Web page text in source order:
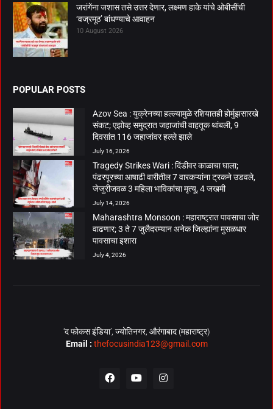
जरांगेंना जशास तसे उत्तर देणार, लक्ष्मण हाके यांचे ओबीसींची
‘वज्रमूठ’ बांधण्याचे आवाहन
10 August 2026
POPULAR POSTS
Azov Sea : युक्रेनच्या हल्ल्यामुळे रशियातही होर्मुझसारखे
संकट; एझोव्ह समुद्रात जहाजांची वाहतूक थांबली, 9
दिवसांत 116 जहाजांवर हल्ले झाले
July 16, 2026
Tragedy Strikes Wari : दिंडीवर काळाचा घाला;
पंढरपूरच्या आषाढी वारीतील 7 वारकऱ्यांना ट्रकने उडवले,
जेजुरीजवळ 3 महिला भाविकांचा मृत्यू, 4 जखमी
July 14, 2026
Maharashtra Monsoon : महाराष्ट्रात पावसाचा जोर
वाढणार; 3 ते 7 जुलैदरम्यान अनेक जिल्ह्यांना मुसळधार
पावसाचा इशारा
July 4, 2026
‘द फोकस इंडिया’, ज्योतिनगर, औरंगाबाद (महाराष्ट्र)
Email : thefocusindia123@gmail.com